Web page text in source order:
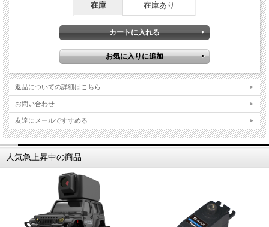
在庫 在庫あり
返品についての詳細はこちら
お問い合わせ
友達にメールですすめる
人気急上昇中の商品